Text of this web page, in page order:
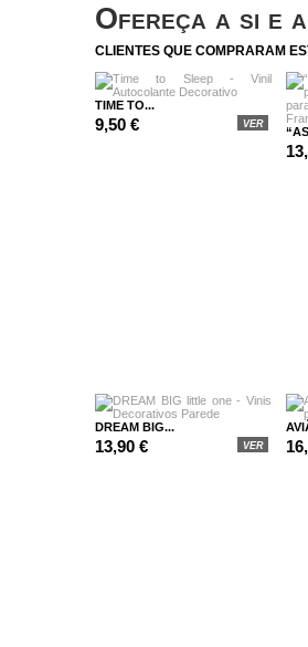
Ofereça a si e a
CLIENTES QUE COMPRARAM
TIME TO...
9,50 € VER
DREAM BIG...
13,90 € VER